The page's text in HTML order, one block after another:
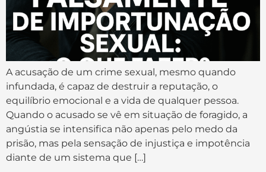
A acusação de um crime sexual, mesmo quando
infundada, é capaz de destruir a reputação, o
equilíbrio emocional e a vida de qualquer pessoa.
Quando o acusado se vê em situação de foragido, a
angústia se intensifica não apenas pelo medo da
prisão, mas pela sensação de injustiça e impotência
diante de um sistema que […]